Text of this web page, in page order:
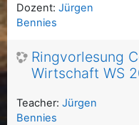
Dozent: Jürgen
Bennies
Ringvorlesung
Wirtschaft WS
Teacher: Jürgen
Bennies